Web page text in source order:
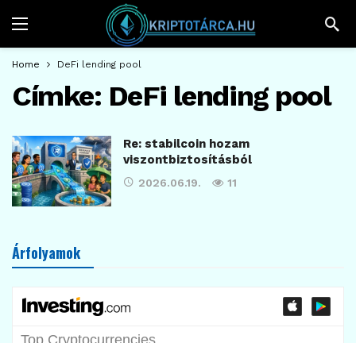
Home DeFi lending pool
Címke: DeFi lending pool
Re: stabilcoin hozam
viszontbiztosításból
2026.06.19. 11
Árfolyamok